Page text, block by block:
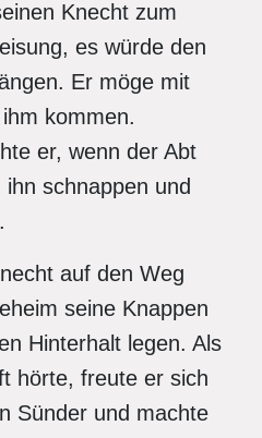
Knecht zum
es würde den
Er möge mit
kommen.
er, wenn der Abt
schnappen und
auf den Weg
seine Knappen
Hinterhalt legen. Als
hörte, freute er sich
Sünder und machte